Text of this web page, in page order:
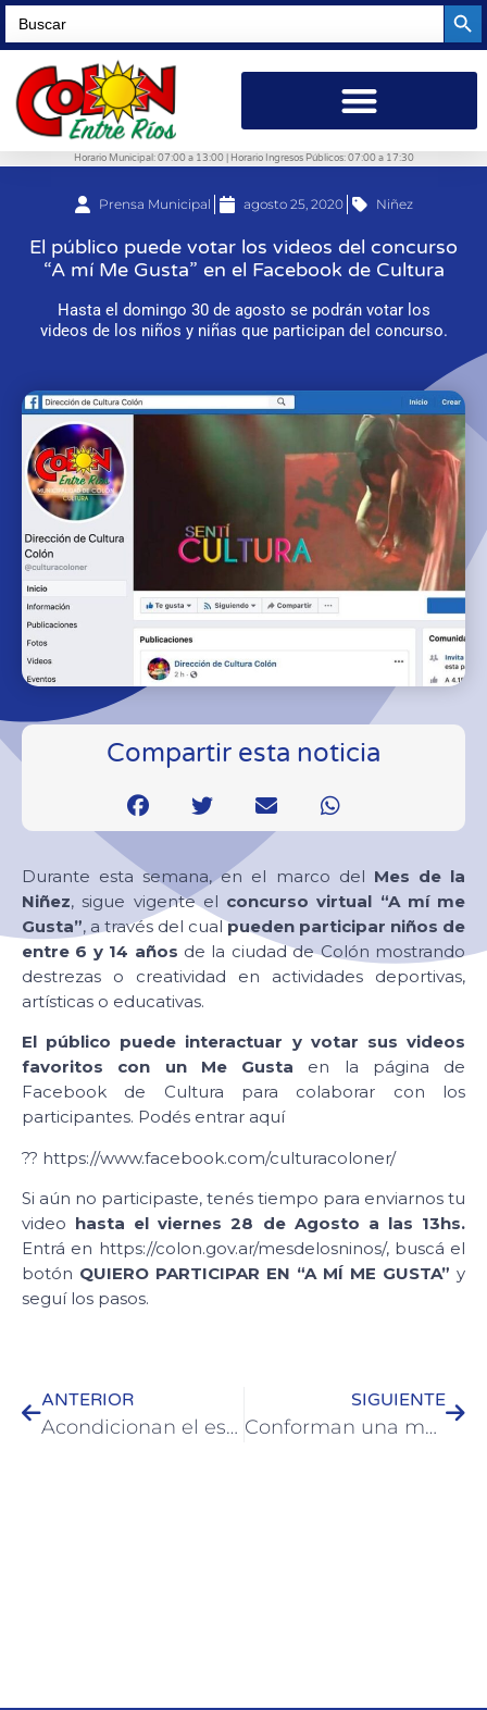
Search
for:
Horario Municipal: 07:00 a 13:00 | Horario Ingresos Públicos: 07:00 a 17:30
Prensa Municipal agosto 25, 2020 Niñez
El público puede votar los videos del concurso
“A mí Me Gusta” en el Facebook de Cultura
Hasta el domingo 30 de agosto se podrán votar los
videos de los niños y niñas que participan del concurso.
Compartir esta noticia
Durante esta semana, en el marco del Mes de la
Niñez, sigue vigente el concurso virtual “A mí me
Gusta”, a través del cualpueden participar niños de
entre 6 y 14 años de la ciudad de Colón mostrando
destrezas o creatividad en actividades deportivas,
artísticas o educativas.
El público puede interactuar y votar sus videos
favoritos con un Me Gusta en la página de
Facebook de Cultura para colaborar con los
participantes. Podés entrar aquí
?? https://www.facebook.com/culturacoloner/
Si aún no participaste, tenés tiempo para enviarnos tu
video hasta el viernes 28 de Agosto a las 13hs.
Entrá en https://colon.gov.ar/mesdelosninos/, buscá el
botón QUIERO PARTICIPAR EN “A MÍ ME GUSTA” y
seguí los pasos.
ANTERIOR
Acondicionan el espacio para el armado del muñeco de PECU
SIGUIENTE
Conforman una mesa de trabajo para un mercado solidario y una feria popular